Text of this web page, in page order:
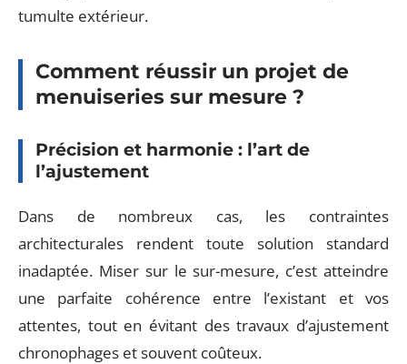
tumulte extérieur.
Comment réussir un projet de
menuiseries sur mesure ?
Précision et harmonie : l’art de
l’ajustement
Dans de nombreux cas, les contraintes
architecturales rendent toute solution standard
inadaptée. Miser sur le sur-mesure, c’est atteindre
une parfaite cohérence entre l’existant et vos
attentes, tout en évitant des travaux d’ajustement
chronophages et souvent coûteux.